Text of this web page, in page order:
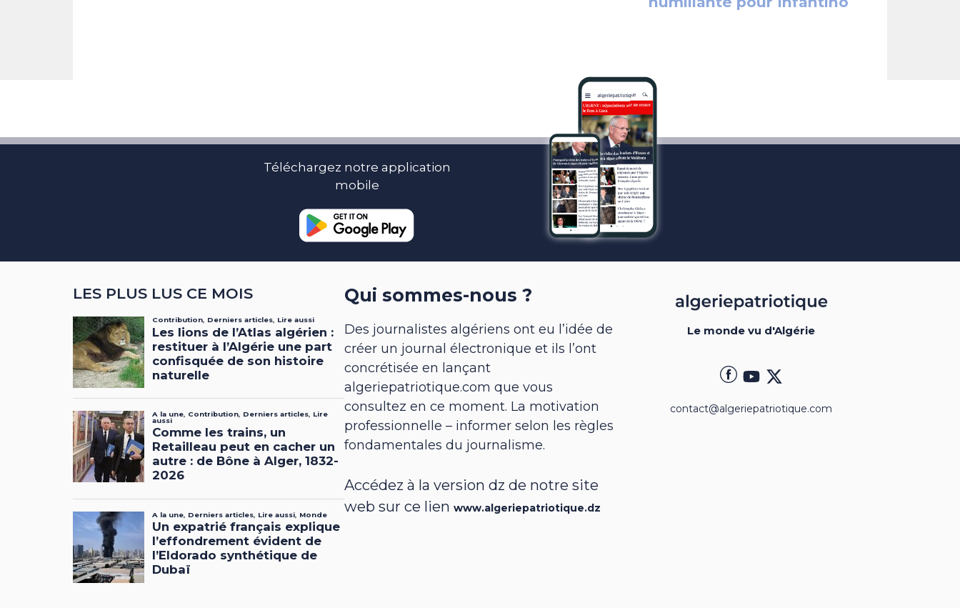
Téléchargez notre application
mobile
LES PLUS LUS CE MOIS Qui sommes-nous ?
Des journalistes algériens ont eu l’idée de
créer un journal électronique et ils l’ont
concrétisée en lançant
algeriepatriotique.com que vous
consultez en ce moment. La motivation
professionnelle – informer selon les règles
fondamentales du journalisme.
Accédez à la version dz de notre site
web sur ce lienwww.algeriepatriotique.dz
Le monde vu d'Algérie
contact@algeriepatriotique.com